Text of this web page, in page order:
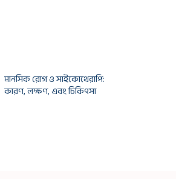
মানসিক রোগ ও সাইকোথেরাপি:
কারণ, লক্ষণ, এবং চিকিৎসা